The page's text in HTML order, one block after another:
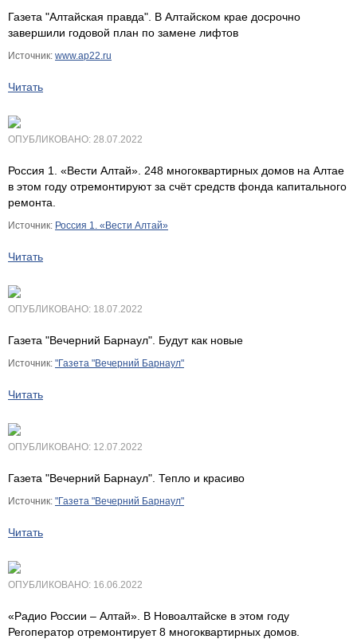
Газета "Алтайская правда". В Алтайском крае досрочно
завершили годовой план по замене лифтов
Источник: www.ap22.ru
Читать
ОПУБЛИКОВАНО: 28.07.2022
Россия 1. «Вести Алтай». 248 многоквартирных домов на Алтае
в этом году отремонтируют за счёт средств фонда капитального
ремонта.
Источник: Россия 1. «Вести Алтай»
Читать
ОПУБЛИКОВАНО: 18.07.2022
Газета "Вечерний Барнаул". Будут как новые
Источник: "Газета "Вечерний Барнаул"
Читать
ОПУБЛИКОВАНО: 12.07.2022
Газета "Вечерний Барнаул". Тепло и красиво
Источник: "Газета "Вечерний Барнаул"
Читать
ОПУБЛИКОВАНО: 16.06.2022
«Радио России – Алтай». В Новоалтайске в этом году
Регоператор отремонтирует 8 многоквартирных домов.